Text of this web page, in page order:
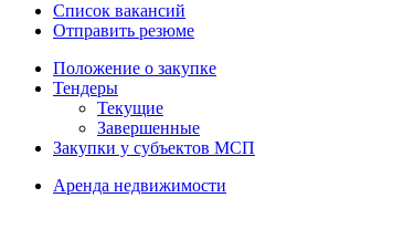
Список вакансий
Отправить резюме
Положение о закупке
Тендеры
Текущие
Завершенные
Закупки у субъектов МСП
Аренда недвижимости